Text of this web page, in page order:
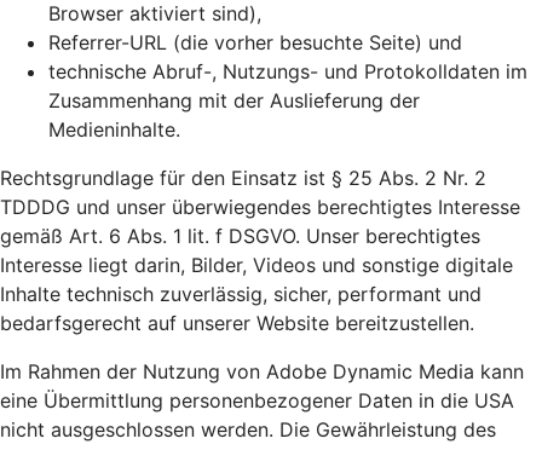
Browser aktiviert sind),
Referrer-URL (die vorher besuchte Seite) und
technische Abruf-, Nutzungs- und Protokolldaten im
Zusammenhang mit der Auslieferung der
Medieninhalte.
Rechtsgrundlage für den Einsatz ist § 25 Abs. 2 Nr. 2
TDDDG und unser überwiegendes berechtigtes Interesse
gemäß Art. 6 Abs. 1 lit. f DSGVO. Unser berechtigtes
Interesse liegt darin, Bilder, Videos und sonstige digitale
Inhalte technisch zuverlässig, sicher, performant und
bedarfsgerecht auf unserer Website bereitzustellen.
Im Rahmen der Nutzung von Adobe Dynamic Media kann
eine Übermittlung personenbezogener Daten in die USA
nicht ausgeschlossen werden. Die Gewährleistung des